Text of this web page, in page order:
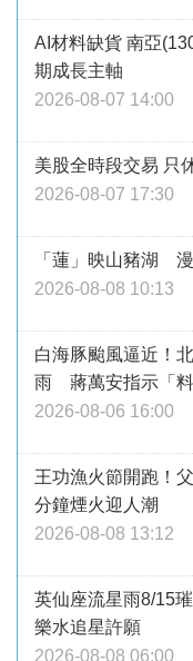
AI材料缺貨 南亞
期成長主軸
2026-08-07 14:00
美股全時段交易 只
2026-08-07 17:30
「蓮」映山豬湖
2026-08-08 10:13
白海豚颱風逼近！
雨 蔣萬安指示「
2026-08-06 16:00
王功漁火節開跑！
分鐘煙火迎人潮
2026-08-08 13:12
英仙座流星雨8/15
樂水追星許願
2026-08-08 06:00